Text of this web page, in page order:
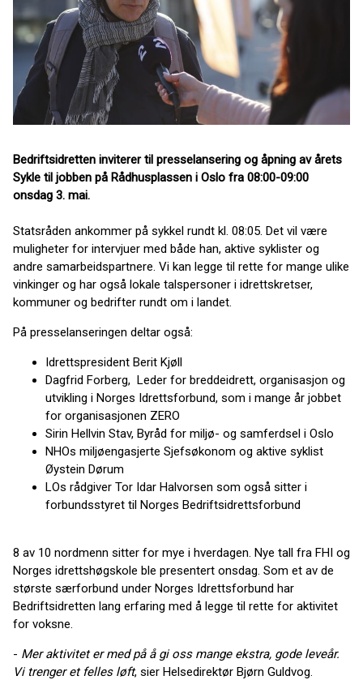
Bedriftsidretten inviterer til presselansering og åpning av årets
Sykle til jobben på Rådhusplassen i Oslo fra 08:00-09:00
onsdag 3. mai.
Statsråden ankommer på sykkel rundt kl. 08:05. Det vil være
muligheter for intervjuer med både han, aktive syklister og
andre samarbeidspartnere. Vi kan legge til rette for mange ulike
vinkinger og har også lokale talspersoner i idrettskretser,
kommuner og bedrifter rundt om i landet.
På presselanseringen deltar også:
Idrettspresident Berit Kjøll
Dagfrid Forberg, Leder for breddeidrett, organisasjon og
utvikling i Norges Idrettsforbund, som i mange år jobbet
for organisasjonen ZERO
Sirin Hellvin Stav, Byråd for miljø- og samferdsel i Oslo
NHOs miljøengasjerte Sjefsøkonom og aktive syklist
Øystein Dørum
LOs rådgiver Tor Idar Halvorsen som også sitter i
forbundsstyret til Norges Bedriftsidrettsforbund
8 av 10 nordmenn sitter for mye i hverdagen. Nye tall fra FHI og
Norges idrettshøgskole ble presentert onsdag. Som et av de
største særforbund under Norges Idrettsforbund har
Bedriftsidretten lang erfaring med å legge til rette for aktivitet
for voksne.
- Mer aktivitet er med på å gi oss mange ekstra, gode leveår.
Vi trenger et felles løft, sier Helsedirektør Bjørn Guldvog.